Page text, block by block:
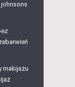
makijażu